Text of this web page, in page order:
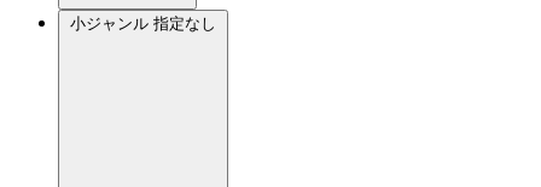
小ジャンル 指定なし